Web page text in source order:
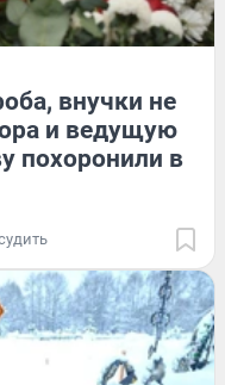
внучки не
и ведущую
похоронили в